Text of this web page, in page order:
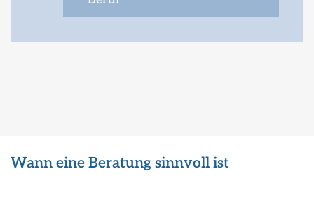
Wann eine Beratung sinnvoll ist